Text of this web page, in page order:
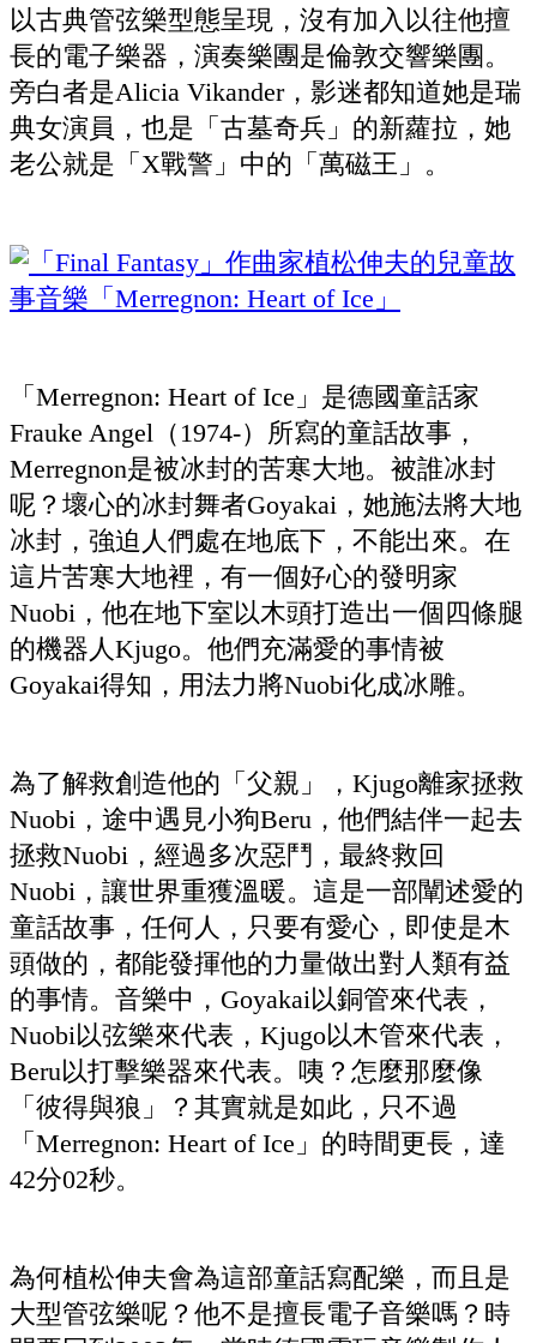
以古典管弦樂型態呈現，沒有加入以往他擅
長的電子樂器，演奏樂團是倫敦交響樂團。
旁白者是Alicia Vikander，影迷都知道她是瑞
典女演員，也是「古墓奇兵」的新蘿拉，她
老公就是「X戰警」中的「萬磁王」。
「Merregnon: Heart of Ice」是德國童話家
Frauke Angel（1974-）所寫的童話故事，
Merregnon是被冰封的苦寒大地。被誰冰封
呢？壞心的冰封舞者Goyakai，她施法將大地
冰封，強迫人們處在地底下，不能出來。在
這片苦寒大地裡，有一個好心的發明家
Nuobi，他在地下室以木頭打造出一個四條腿
的機器人Kjugo。他們充滿愛的事情被
Goyakai得知，用法力將Nuobi化成冰雕。
為了解救創造他的「父親」，Kjugo離家拯救
Nuobi，途中遇見小狗Beru，他們結伴一起去
拯救Nuobi，經過多次惡鬥，最終救回
Nuobi，讓世界重獲溫暖。這是一部闡述愛的
童話故事，任何人，只要有愛心，即使是木
頭做的，都能發揮他的力量做出對人類有益
的事情。音樂中，Goyakai以銅管來代表，
Nuobi以弦樂來代表，Kjugo以木管來代表，
Beru以打擊樂器來代表。咦？怎麼那麼像
「彼得與狼」？其實就是如此，只不過
「Merregnon: Heart of Ice」的時間更長，達
42分02秒。
為何植松伸夫會為這部童話寫配樂，而且是
大型管弦樂呢？他不是擅長電子音樂嗎？時